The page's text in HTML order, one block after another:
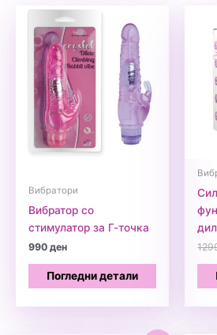
Вибратори
Вибратор со
стимулатор за Г-точка
990ден
Погледни детали